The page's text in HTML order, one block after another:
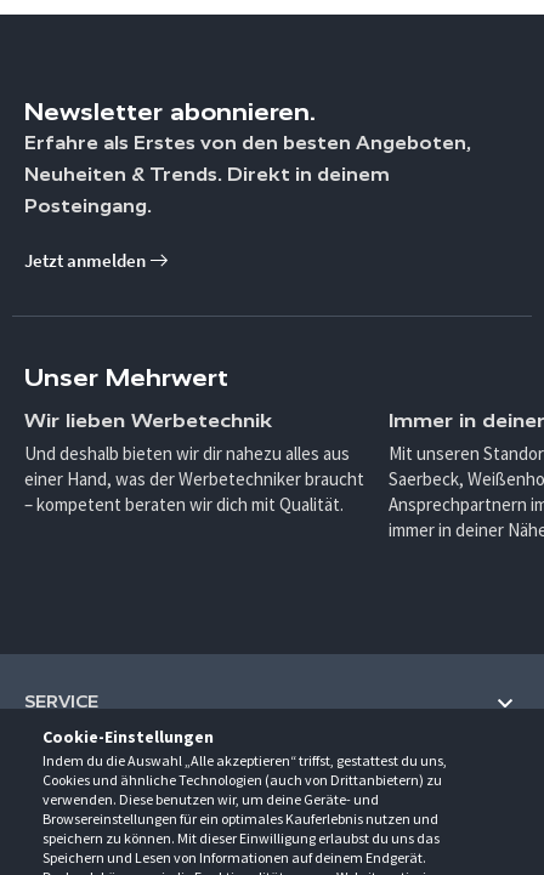
Cookie-Einstellungen
Indem du die Auswahl „Alle akzeptieren“ triffst, gestattest du uns,
Cookies und ähnliche Technologien (auch von Drittanbietern) zu
verwenden. Diese benutzen wir, um deine Geräte- und
Browsereinstellungen für ein optimales Kauferlebnis nutzen und
speichern zu können. Mit dieser Einwilligung erlaubst du uns das
Speichern und Lesen von Informationen auf deinem Endgerät.
Newsletter abonnieren.
Erfahre als Erstes von den besten Angeboten,
Neuheiten & Trends. Direkt in deinem
Posteingang.
Jetzt anmelden
Unser Mehrwert
Wir lieben Werbetechnik
Und deshalb bieten wir dir nahezu alles aus
einer Hand, was der Werbetechniker braucht
– kompetent beraten wir dich mit Qualität.
Immer in
Mit unseren
Saerbeck,
Ansprechpartnern
immer in deiner
SERVICE
Hilfe und Information
Fragen und Antworten (FAQ)
Kontakt
Newsletter
UNTERNEHMEN
Über uns
Anfahrt
KONTAKT
Gröner-Schulze GmbH